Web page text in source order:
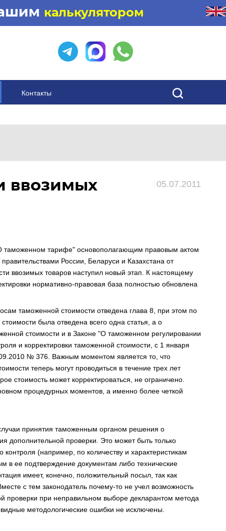
калькулятором
Контакты
ввозимых
05.07.2011
тарифе" основополагающим правовым актом
России, Беларуси и Казахстана от
ввозимых товаров наступил новый этап. К настоящему
нормативно-правовая база полностью обновлена
таможенной стоимости отведена глава 8, при этом по
была отведена всего одна статья, а о
стоимости и в Законе "О таможенном регулировании
и корректировки таможенной стоимости, с 1 января
№ 376. Важным моментом является то, что
теперь могут проводиться в течение трех лет
стоимость может корректироваться, не ограничено.
процедурных моментов, а именно более четкой
принятия таможенным органом решения о
дополнительной проверки. Это может быть только
(например, по количеству и характеристикам
в ее подтверждение документам либо технические
имеет, конечно, положительный посыл, так как
с тем законодатель почему-то не учел возможность
проверки при неправильном выборе декларантом метода
методологические ошибки не исключены.